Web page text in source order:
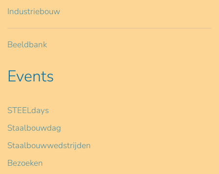
Industriebouw
Beeldbank
Events
STEELdays
Staalbouwdag
Staalbouwwedstrijden
Bezoeken